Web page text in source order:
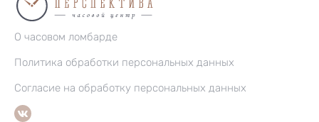
О часовом ломбарде
Политика обработки персональных данных
Согласие на обработку персональных данных